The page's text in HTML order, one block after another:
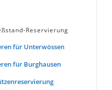
Reservierung
für Unterwössen
für Burghausen